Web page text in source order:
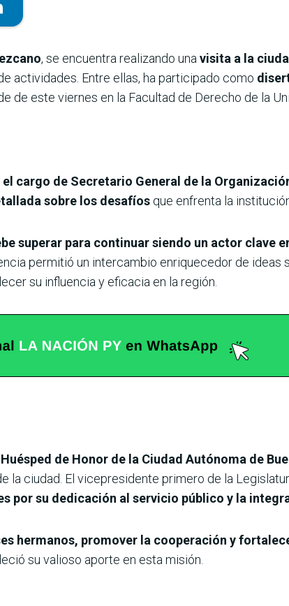
, se encuentra realizando una visita a la
actividades. Entre ellas, ha participado como
de este viernes en la Facultad de Derecho de la
cargo de Secretario General de la
sobre los desafíos que enfrenta la
superar para continuar siendo un actor clave
permitió un intercambio enriquecedor de ideas
su influencia y eficacia en la región.
de Honor de la Ciudad Autónoma de
la ciudad. El vicepresidente primero de la
por su dedicación al servicio público y la
hermanos, promover la cooperación y
su valioso aporte en esta misión.